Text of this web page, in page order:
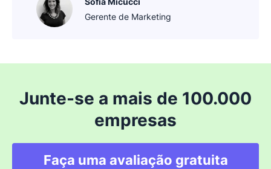
Gerente de Marketing
Junte-se a mais de 100.000
empresas
Faça uma avaliação gratuita